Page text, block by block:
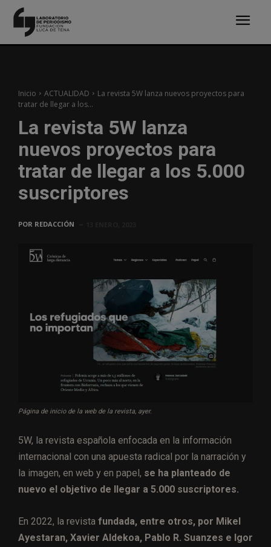
Inicio ACTUALIDAD
La revista 5W lanza nuevos proyectos para
tratar de llegar a los...
La revista 5W lanza
nuevos proyectos para
tratar de llegar a los 5.000
suscriptores
POR REDACCIÓN
Página de inicio de la web de la revista, ayer.
5W, la revista española enfocada en la información
internacional con una apuesta radical por la narración y
la imagen, en web y en papel, se ha planteado de
nuevo el objetivo de llegar a 5.000 suscriptores.
En 2022, la revista fundada, entre otros, por Mikel
Ayestaran, Xavier Aldekoa, Pablo R. Suanzes e Igor